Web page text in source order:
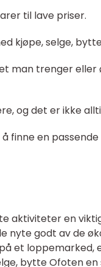
til lave priser.
kjøpe, selge,
man trenger
og det er ikke
finne en
aktiviteter en
nyte godt av de
et loppemarked,
bytte Ofoten